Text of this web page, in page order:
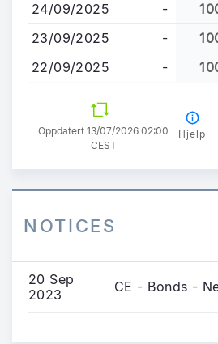
24/09/2025
-
23/09/2025
-
22/09/2025
-
Oppdatert 13/07/2026 02:00
CEST
Hjelp
NOTICES
20 Sep
2023
CE - Bonds -